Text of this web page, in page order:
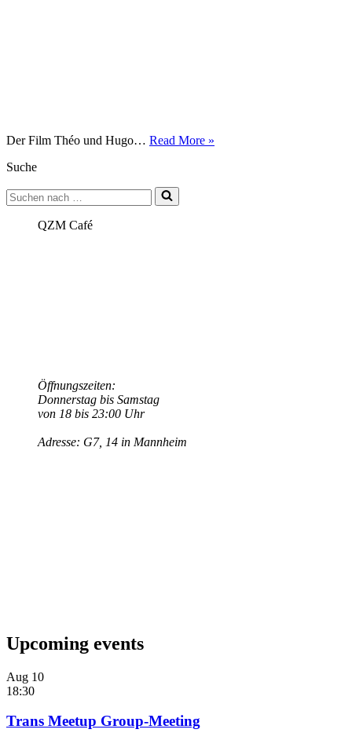
Der Film Théo und Hugo… Read More »
Suche
Suchen
nach …
QZM Café
Öffnungszeiten:
Donnerstag bis Samstag
von 18 bis 23:00 Uhr
Adresse: G7, 14 in Mannheim
Upcoming events
Aug 10
18:30
Trans Meetup Group-Meeting